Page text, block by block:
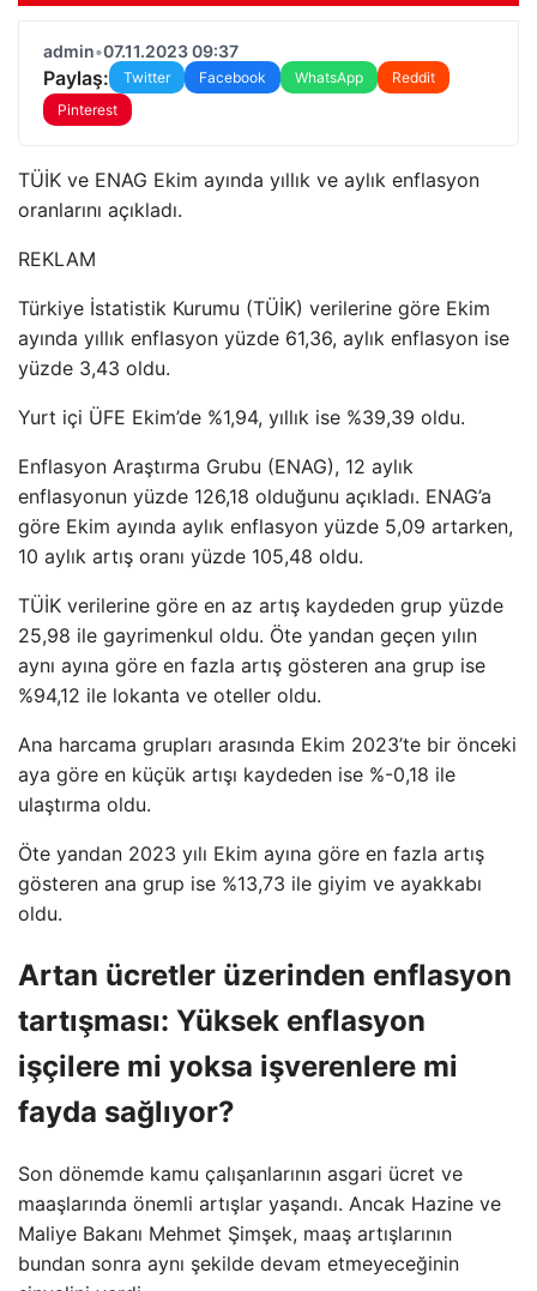
admin•07.11.2023 09:37
Paylaş: Twitter Facebook WhatsApp
Reddit
Pinterest
TÜİK ve ENAG Ekim ayında yıllık ve aylık enflasyon
oranlarını açıkladı.
REKLAM
Türkiye İstatistik Kurumu (TÜİK) verilerine göre Ekim
ayında yıllık enflasyon yüzde 61,36, aylık enflasyon ise
yüzde 3,43 oldu.
Yurt içi ÜFE Ekim’de %1,94, yıllık ise %39,39 oldu.
Enflasyon Araştırma Grubu (ENAG), 12 aylık
enflasyonun yüzde 126,18 olduğunu açıkladı. ENAG’a
göre Ekim ayında aylık enflasyon yüzde 5,09 artarken,
10 aylık artış oranı yüzde 105,48 oldu.
TÜİK verilerine göre en az artış kaydeden grup yüzde
25,98 ile gayrimenkul oldu. Öte yandan geçen yılın
aynı ayına göre en fazla artış gösteren ana grup ise
%94,12 ile lokanta ve oteller oldu.
Ana harcama grupları arasında Ekim 2023’te bir önceki
aya göre en küçük artışı kaydeden ise %-0,18 ile
ulaştırma oldu.
Öte yandan 2023 yılı Ekim ayına göre en fazla artış
gösteren ana grup ise %13,73 ile giyim ve ayakkabı
oldu.
Artan ücretler üzerinden enflasyon
tartışması: Yüksek enflasyon
işçilere mi yoksa işverenlere mi
fayda sağlıyor?
Son dönemde kamu çalışanlarının asgari ücret ve
maaşlarında önemli artışlar yaşandı. Ancak Hazine ve
Maliye Bakanı Mehmet Şimşek, maaş artışlarının
bundan sonra aynı şekilde devam etmeyeceğinin